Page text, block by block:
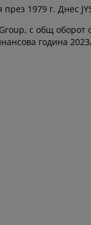
1979 г. Днес
с общ
година